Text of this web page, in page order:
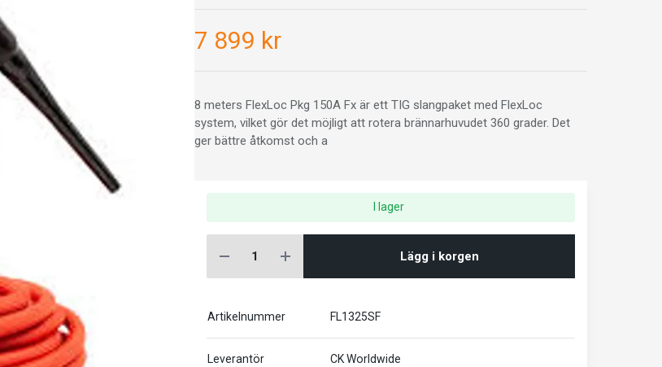
7 899 kr
8 meters FlexLoc Pkg 150A Fx är ett TIG slangpaket med FlexLoc
system, vilket gör det möjligt att rotera brännarhuvudet 360 grader. Det
ger bättre åtkomst och a
I lager
Lägg i korgen
Artikelnummer FL1325SF
Leverantör CK Worldwide